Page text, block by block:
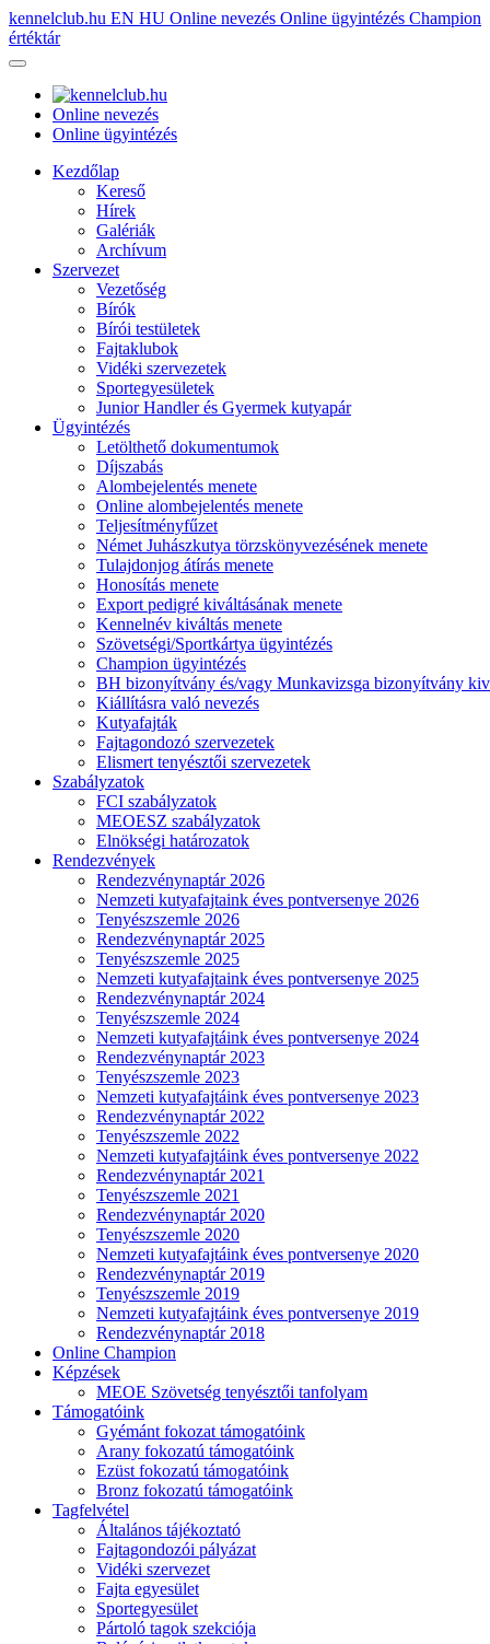
kennelclub.hu EN HU Online nevezés Online ügyintézés Champion
értéktár
Online nevezés
Online ügyintézés
Kezdőlap
Kereső
Hírek
Galériák
Archívum
Szervezet
Vezetőség
Bírók
Bírói testületek
Fajtaklubok
Vidéki szervezetek
Sportegyesületek
Junior Handler és Gyermek kutyapár
Ügyintézés
Letölthető dokumentumok
Díjszabás
Alombejelentés menete
Online alombejelentés menete
Teljesítményfűzet
Német Juhászkutya törzskönyvezésének menete
Tulajdonjog átírás menete
Honosítás menete
Export pedigré kiváltásának menete
Kennelnév kiváltás menete
Szövetségi/Sportkártya ügyintézés
Champion ügyintézés
BH bizonyítvány és/vagy Munkavizsga bizonyítvány
Kiállításra való nevezés
Kutyafajták
Fajtagondozó szervezetek
Elismert tenyésztői szervezetek
Szabályzatok
FCI szabályzatok
MEOESZ szabályzatok
Elnökségi határozatok
Rendezvények
Rendezvénynaptár 2026
Nemzeti kutyafajtaink éves pontversenye 2026
Tenyészszemle 2026
Rendezvénynaptár 2025
Tenyészszemle 2025
Nemzeti kutyafajtaink éves pontversenye 2025
Rendezvénynaptár 2024
Tenyészszemle 2024
Nemzeti kutyafajtáink éves pontversenye 2024
Rendezvénynaptár 2023
Tenyészszemle 2023
Nemzeti kutyafajtáink éves pontversenye 2023
Rendezvénynaptár 2022
Tenyészszemle 2022
Nemzeti kutyafajtáink éves pontversenye 2022
Rendezvénynaptár 2021
Tenyészszemle 2021
Rendezvénynaptár 2020
Tenyészszemle 2020
Nemzeti kutyafajtáink éves pontversenye 2020
Rendezvénynaptár 2019
Tenyészszemle 2019
Nemzeti kutyafajtáink éves pontversenye 2019
Rendezvénynaptár 2018
Online Champion
Képzések
MEOE Szövetség tenyésztői tanfolyam
Támogatóink
Gyémánt fokozat támogatóink
Arany fokozatú támogatóink
Ezüst fokozatú támogatóink
Bronz fokozatú támogatóink
Tagfelvétel
Általános tájékoztató
Fajtagondozói pályázat
Vidéki szervezet
Fajta egyesület
Sportegyesület
Pártoló tagok szekciója